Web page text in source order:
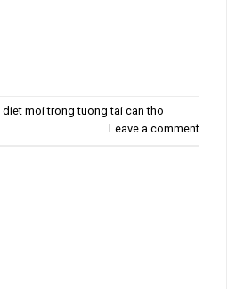
diet moi trong tuong tai can tho
Leave a comment